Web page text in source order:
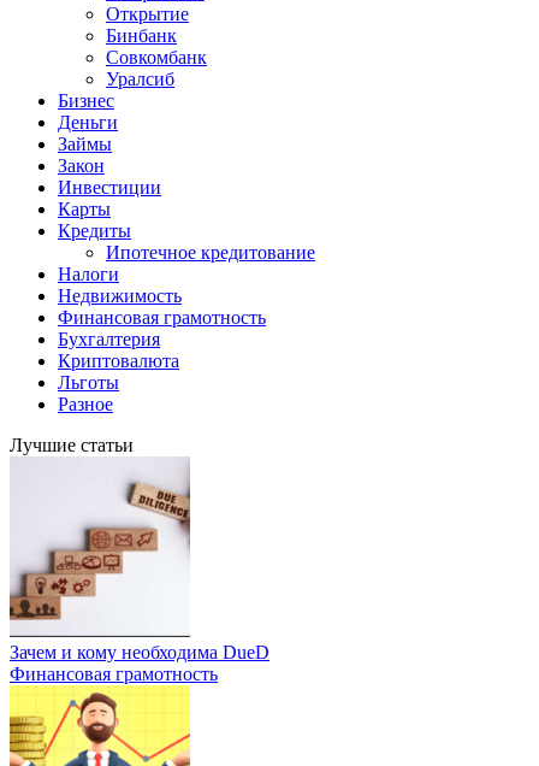
Открытие
Бинбанк
Совкомбанк
Уралсиб
Бизнес
Деньги
Займы
Закон
Инвестиции
Карты
Кредиты
Ипотечное кредитование
Налоги
Недвижимость
Финансовая грамотность
Бухгалтерия
Криптовалюта
Льготы
Разное
Лучшие статьи
Зачем и кому необходима DueD
Финансовая грамотность